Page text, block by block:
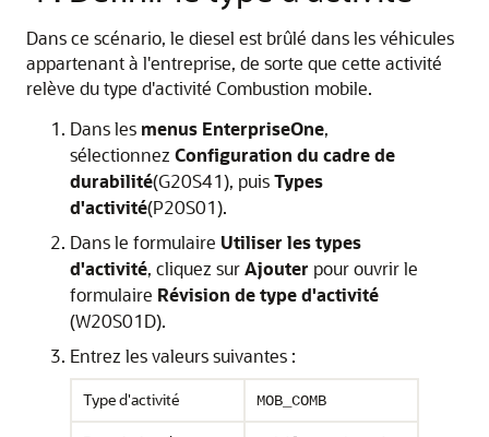
Dans ce scénario, le diesel est brûlé dans les véhicules
appartenant à l'entreprise, de sorte que cette activité
relève du type d'activité Combustion mobile.
Dans les menus EnterpriseOne,
sélectionnez Configuration du cadre de
durabilité(G20S41), puisTypes
d'activité(P20S01).
Dans le formulaire Utiliser les types
d'activité, cliquez surAjouter pour ouvrir le
formulaire Révision de type d'activité
(W20S01D).
Entrez les valeurs suivantes :
Type d'activité MOB_COMB